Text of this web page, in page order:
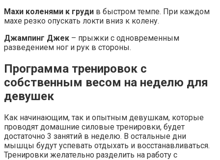
Махи коленями к груди в быстром темпе. При каждом
махе резко опускать локти вниз к колену.
Джампинг Джек – прыжки с одновременным
разведением ног и рук в стороны.
Программа тренировок с
собственным весом на неделю для
девушек
Как начинающим, так и опытным девушкам, которые
проводят домашние силовые тренировки, будет
достаточно 3 занятий в неделю. В остальные дни
мышцы будут успевать отдыхать и восстанавливаться.
Тренировки желательно разделить на работу с